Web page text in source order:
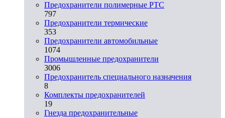
Предохранители полимерные PTC
797
Предохранители термические
353
Предохранители автомобильные
1074
Промышленные предохранители
3006
Предохранитель специального назначения
8
Комплекты предохранителей
19
Гнезда предохранительные